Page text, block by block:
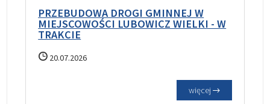
PRZEBUDOWA DROGI GMINNEJ W
MIEJSCOWOŚCI LUBOWICZ WIELKI - W
TRAKCIE
20.07.2026
więcej